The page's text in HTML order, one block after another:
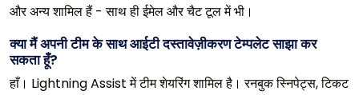
और अन्य शामिल हैं - साथ ही ईमेल और चैट टूल में भी।
क्या मैं अपनी टीम के साथ आईटी दस्तावेज़ीकरण टेम्पलेट साझा कर
सकता हूँ?
हाँ। Lightning Assist में टीम शेयरिंग शामिल है। रनबुक स्निपेट्स, टिकट